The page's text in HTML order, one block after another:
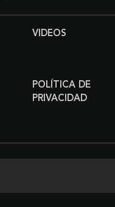
VIDEOS
POLÍTICA DE
PRIVACIDAD